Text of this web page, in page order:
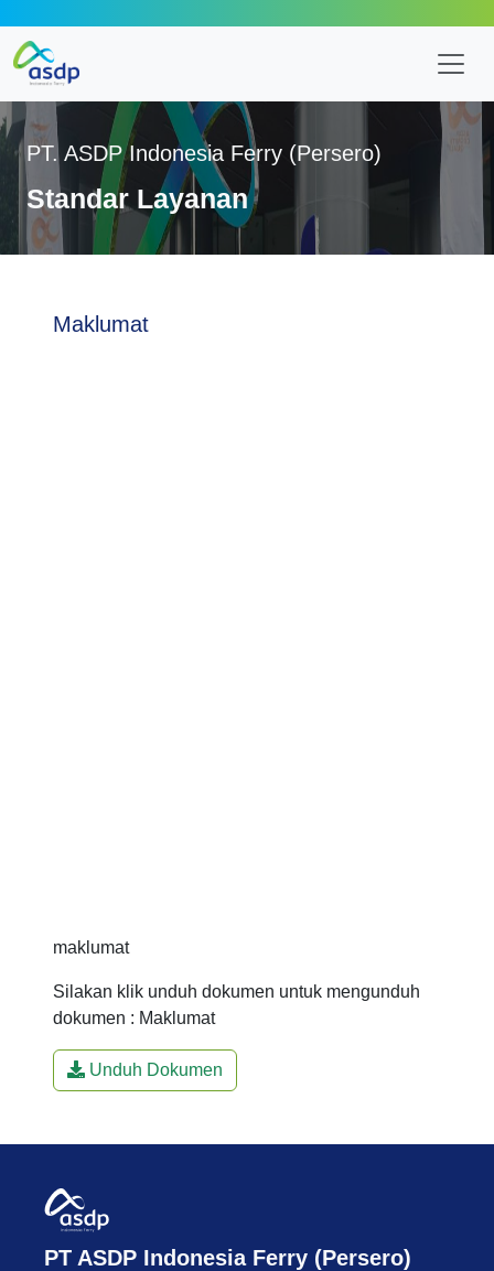
PT. ASDP Indonesia Ferry (Persero)
Standar Layanan
Maklumat
maklumat
Silakan klik unduh dokumen untuk mengunduh
dokumen : Maklumat
Unduh Dokumen
PT ASDP Indonesia Ferry (Persero)